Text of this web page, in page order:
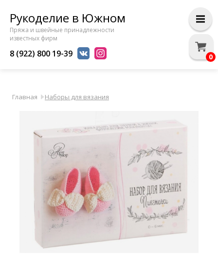
Рукоделие в Южном
Пряжа и швейные принадлежности
известных фирм
8 (922) 800 19-39
Главная Наборы для вязания
0